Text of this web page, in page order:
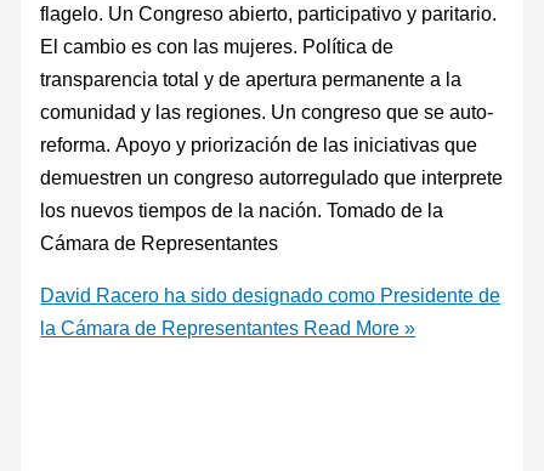
flagelo. Un Congreso abierto, participativo y paritario.
El cambio es con las mujeres. Política de
transparencia total y de apertura permanente a la
comunidad y las regiones. Un congreso que se auto-
reforma. Apoyo y priorización de las iniciativas que
demuestren un congreso autorregulado que interprete
los nuevos tiempos de la nación. Tomado de la
Cámara de Representantes
David Racero ha sido designado como Presidente de
la Cámara de Representantes Read More »